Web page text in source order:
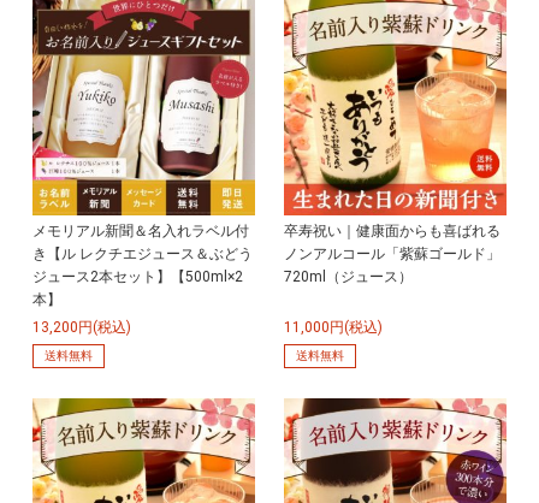
メモリアル新聞＆名入れラベル付
き【ル レクチエジュース＆ぶどう
ジュース2本セット】【500ml×2
本】
13,200円(税込)
送料無料
卒寿祝い｜健康面からも喜ばれる
ノンアルコール「紫蘇ゴールド」
720ml（ジュース）
11,000円(税込)
送料無料